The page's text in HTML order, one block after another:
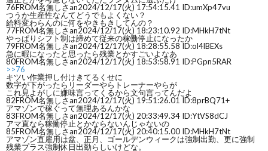
76FROM名無しさan2024/12/17(火) 17:54:15.41 ID:umXp47vu
つうか生産性なんてどうでもよくない？
給料変わらんのに何をやきもきしてんの？
77FROM名無しさan2024/12/17(火) 18:23:10.92 ID:MHkH7tNt
やっぱりシフト制は諦めて従来の稼働停止になったか
79FROM名無しさan2024/12/17(火) 18:28:55.58 ID:ol4lBEXs
急に暇になったと思ったら残業とかすごいよなあ
80FROM名無しさan2024/12/17(火) 18:53:58.91 ID:PGpn5RAR
>>76
キツい作業押し付けきてるくせに
数字が下がったらリーダーやらトレーナーやらが
これ見よがしに嫌味言ってくるから文句言ってんだよ
82FROM名無しさan2024/12/17(火) 19:51:26.01 ID:8prBQ71+
アマゾンで稼ぐって無理あるんかな
83FROM名無しさan2024/12/17(火) 20:33:49.34 ID:YtVS8dCJ
アマ直なら稼働停止とかならないんじゃないの
85FROM名無しさan2024/12/17(火) 20:40:15.00 ID:MHkH7tNt
アマゾン直雇用は盆、正月、ゴールデンウィークは強制出勤、更に強制
残業プラス強制休日出勤らしいけどな。